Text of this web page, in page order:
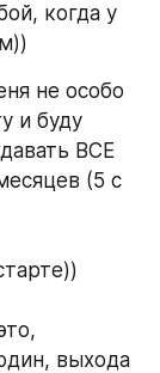
когда у
не особо
и буду
ВСЕ
(5 с
выхода